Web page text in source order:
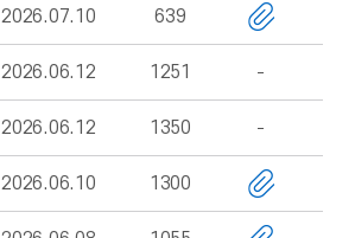
2026.07.10 639
2026.06.12 1251
2026.06.12 1350
2026.06.10 1300